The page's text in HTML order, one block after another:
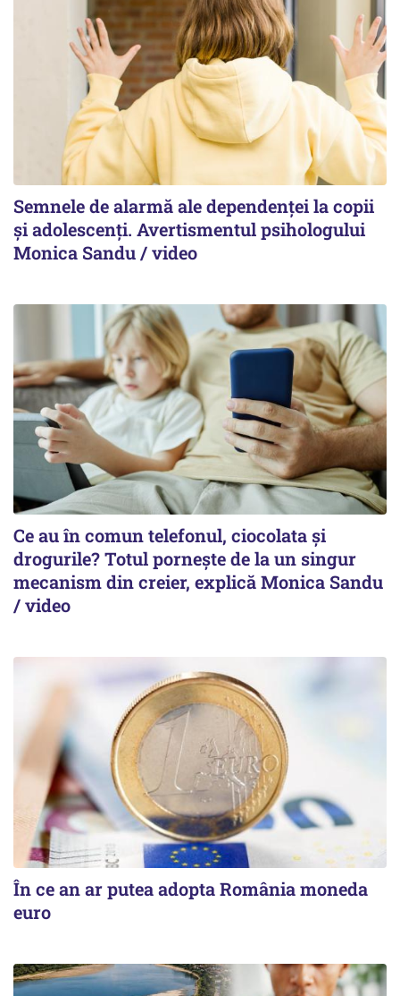
Semnele de alarmă ale dependenței la copii
și adolescenți. Avertismentul psihologului
Monica Sandu / video
Ce au în comun telefonul, ciocolata și
drogurile? Totul pornește de la un singur
mecanism din creier, explică Monica Sandu
/ video
În ce an ar putea adopta România moneda
euro